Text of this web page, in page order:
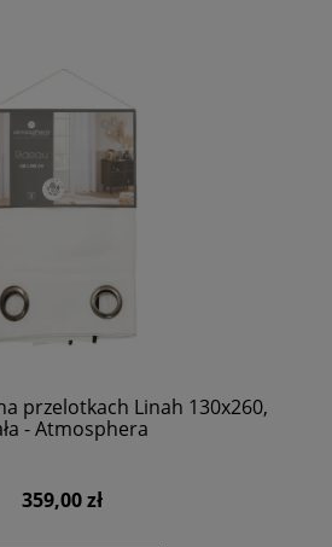
przelotkach Linah 130x260,
- Atmosphera
359,00 zł